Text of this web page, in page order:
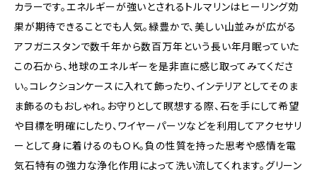
カラーです。エネルギーが強いとされるトルマリンはヒーリング効
果が期待できることでも人気。緑豊かで、美しい山並みが広がる
アフガニスタンで数千年から数百万年という長い年月眠っていた
この石から、地球のエネルギーを是非直に感じ取ってみてくださ
い。コレクションケースに入れて飾ったり、インテリアとしてそのま
ま飾るのもおしゃれ。お守りとして瞑想する際、石を手にして希望
や目標を明確にしたり、ワイヤーパーツなどを利用してアクセサリ
ーとして身に着けるのもＯＫ。負の性質を持った思考や感情を電
気石特有の強力な浄化作用によって洗い流してくれます。グリーン